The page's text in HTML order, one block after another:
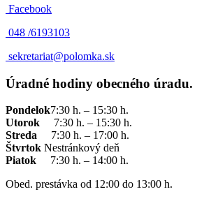
Facebook
048 /6193103
sekretariat@polomka.sk
Úradné hodiny obecného úradu.
Pondelok7:30 h. – 15:30 h.
Utorok 7:30 h. – 15:30 h.
Streda 7:30 h. – 17:00 h.
Štvrtok Nestránkový deň
Piatok
7:30 h. – 14:00 h.
Obed. prestávka od 12:00 do 13:00 h.